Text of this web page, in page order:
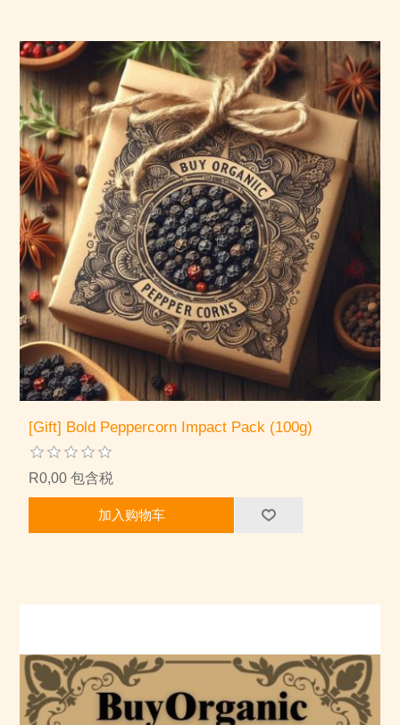
[Gift] Bold Peppercorn Impact Pack (100g)
R0,00 包含税
加入购物车